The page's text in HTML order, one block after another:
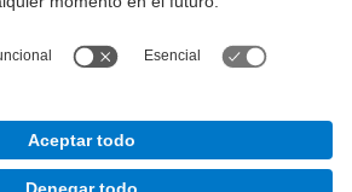
de Barcelona - Universitat Politècnica